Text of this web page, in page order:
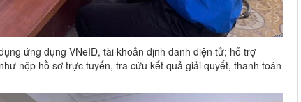
ứng dụng VNeID, tài khoản định danh điện tử; hỗ trợ
nộp hồ sơ trực tuyến, tra cứu kết quả giải quyết, thanh toán